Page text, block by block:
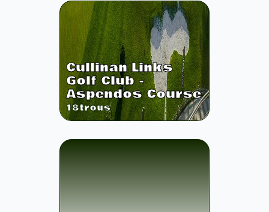
Cullinan Links
Golf Club -
Aspendos Course
18trous